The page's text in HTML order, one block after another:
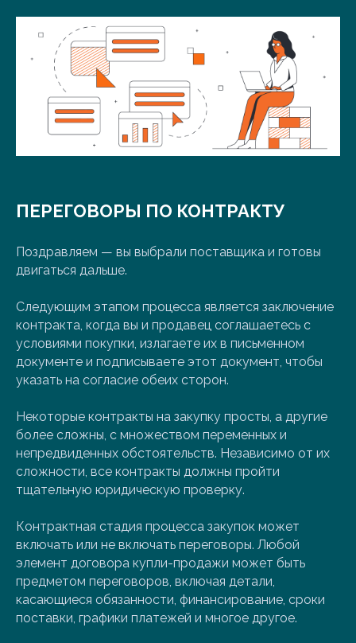
ПЕРЕГОВОРЫ ПО КОНТРАКТУ
Поздравляем — вы выбрали поставщика и готовы
двигаться дальше.
Следующим этапом процесса является заключение
контракта, когда вы и продавец соглашаетесь с
условиями покупки, излагаете их в письменном
документе и подписываете этот документ, чтобы
указать на согласие обеих сторон.
Некоторые контракты на закупку просты, а другие
более сложны, с множеством переменных и
непредвиденных обстоятельств. Независимо от их
сложности, все контракты должны пройти
тщательную юридическую проверку.
Контрактная стадия процесса закупок может
включать или не включать переговоры. Любой
элемент договора купли-продажи может быть
предметом переговоров, включая детали,
касающиеся обязанности, финансирование, сроки
поставки, графики платежей и многое другое.